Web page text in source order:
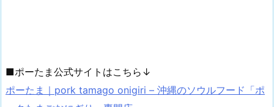
■ポーたま公式サイトはこちら↓
ポーたま｜pork tamago onigiri – 沖縄のソウルフード「ポ